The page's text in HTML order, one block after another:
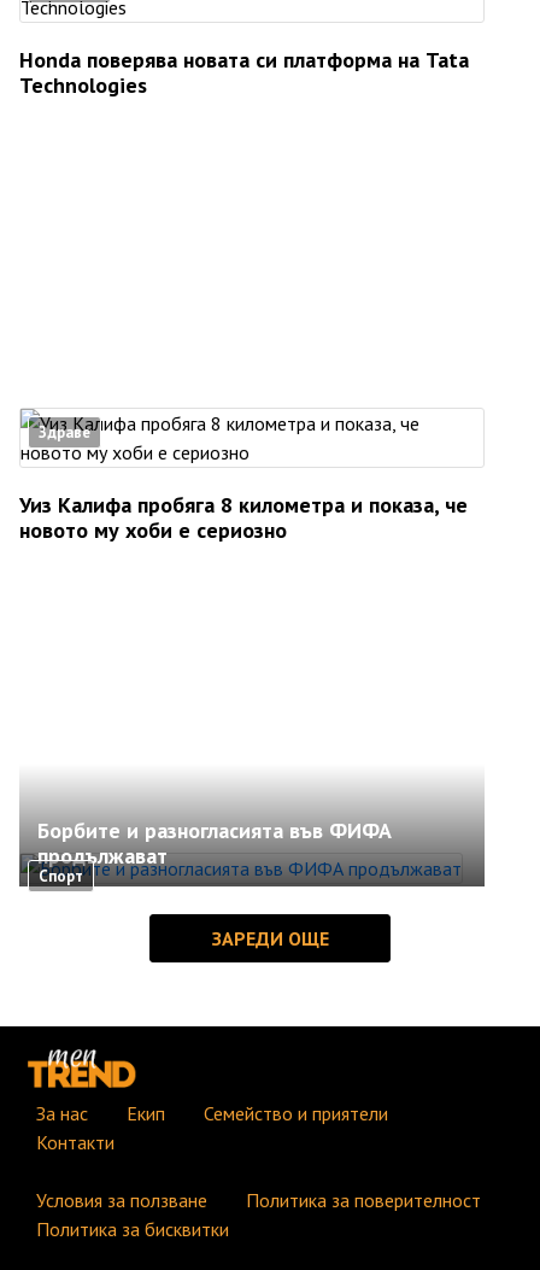
Honda поверява новата си платформа на Tata
Technologies
Здраве
Уиз Калифа пробяга 8 километра и показа, че
новото му хоби е сериозно
Спорт
Борбите и разногласията във ФИФА
продължават
За нас Екип
Семейство и приятели
Контакти
Условия за ползване
Политика за поверителност
Политика за бисквитки